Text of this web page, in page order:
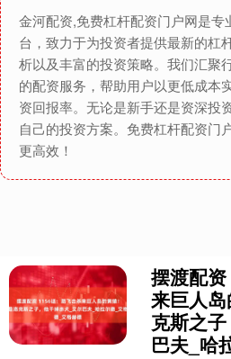
金河配资,免费杠杆配资门户网是
台，致力于为投资者提供最新的杠
析以及丰富的投资策略。我们汇聚
的配资服务，帮助用户以更低成本
资回报率。无论是新手还是资深投
自己的投资方案。免费杠杆配资门
更高效！
摆渡配
来巨人
克斯之
巴夫_哈